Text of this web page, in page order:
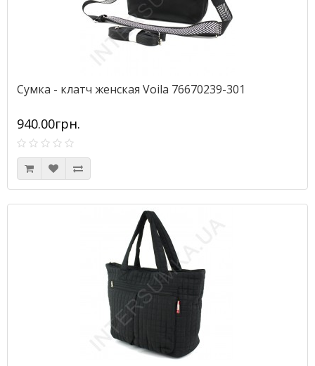
Сумка - клатч женская Voila 76670239-301
940.00грн.